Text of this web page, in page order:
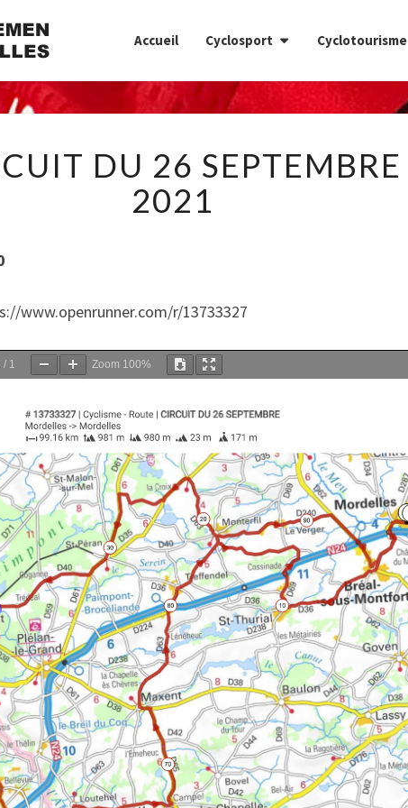
Accueil Cyclosport Cyclotourisme
DU
26
SEPTEMBRE
DU 26 SEPTEMBRE
2021
www.openrunner.com/r/13733327
/ 1 Zoom 100%